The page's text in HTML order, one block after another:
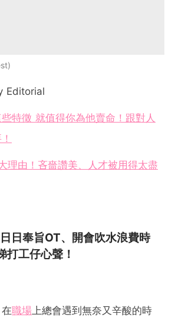
Editorial
特徵 就值得你為他賣命！跟對人
理由！吝嗇讚美、人才被用得太盡
日奉旨OT、開會吹水浪費時
打工仔心聲！
職場 上總會遇到無奈又辛酸的時